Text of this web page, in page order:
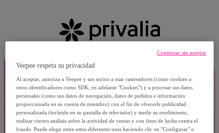
Veepee respeta su privacidad
Al aceptar, autoriza a Veepee y sus socios a usar rastreadores (como cookies u
otros identificadores como SDK, en adelante "Cookies") y a procesar sus datos
personales (como sus datos de navegación, datos de pedidos e información
proporcionada en su cuenta de miembro) con el fin de ofrecerle publicidad
personalizada (incluida en su pantalla de televisión) y medir su rendimiento,
realizar ciertos análisis sobre la actividad de ventas y con fines de lucha contra el
fraude. Puede elegir entre estos diferentes usos haciendo clic en "Configurar" o
Continuar sin aceptar